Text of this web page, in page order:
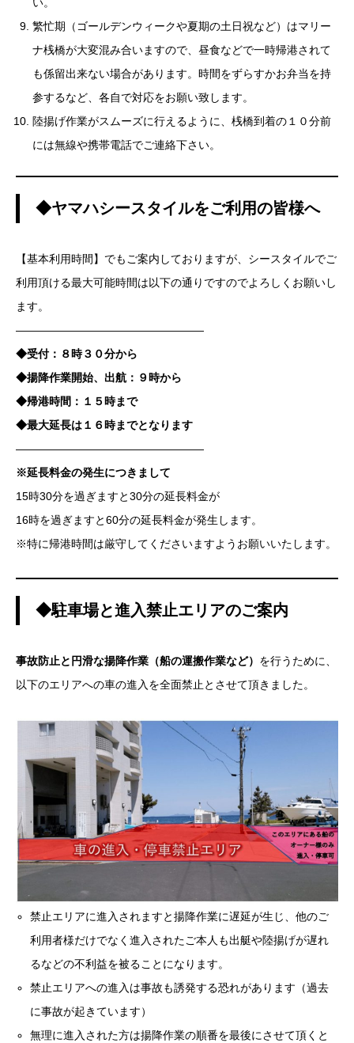
い。
繁忙期（ゴールデンウィークや夏期の土日祝など）はマリー
ナ桟橋が大変混み合いますので、昼食などで一時帰港されて
も係留出来ない場合があります。時間をずらすかお弁当を持
参するなど、各自で対応をお願い致します。
陸揚げ作業がスムーズに行えるように、桟橋到着の１０分前
には無線や携帯電話でご連絡下さい。
◆ヤマハシースタイルをご利用の皆様へ
【基本利用時間】でもご案内しておりますが、シースタイルでご
利用頂ける最大可能時間は以下の通りですのでよろしくお願いし
ます。
—————————————————
◆受付：８時３０分から
◆揚降作業開始、出航：９時から
◆帰港時間：１５時まで
◆最大延長は１６時までとなります
—————————————————
※延長料金の発生につきまして
15時30分を過ぎますと30分の延長料金が
16時を過ぎますと60分の延長料金が発生します。
※特に帰港時間は厳守してくださいますようお願いいたします。
◆駐車場と進入禁止エリアのご案内
事故防止と円滑な揚降作業（船の運搬作業など） を行うために、
以下のエリアへの車の進入を全面禁止とさせて頂きました。
禁止エリアに進入されますと揚降作業に遅延が生じ、他のご
利用者様だけでなく進入されたご本人も出艇や陸揚げが遅れ
るなどの不利益を被ることになります。
禁止エリアへの進入は事故も誘発する恐れがあります（過去
に事故が起きています）
無理に進入された方は揚降作業の順番を最後にさせて頂くと